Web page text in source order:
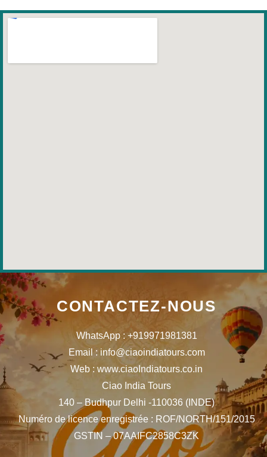
CONTACTEZ-NOUS
WhatsApp : +919971981381
Email : info@ciaoindiatours.com
Web : www.ciaoIndiatours.co.in
Ciao India Tours
140 – Budhpur Delhi -110036 (INDE)
Numéro de licence enregistrée : ROF/NORTH/151/2015
GSTIN – 07AAIFC2858C3ZK